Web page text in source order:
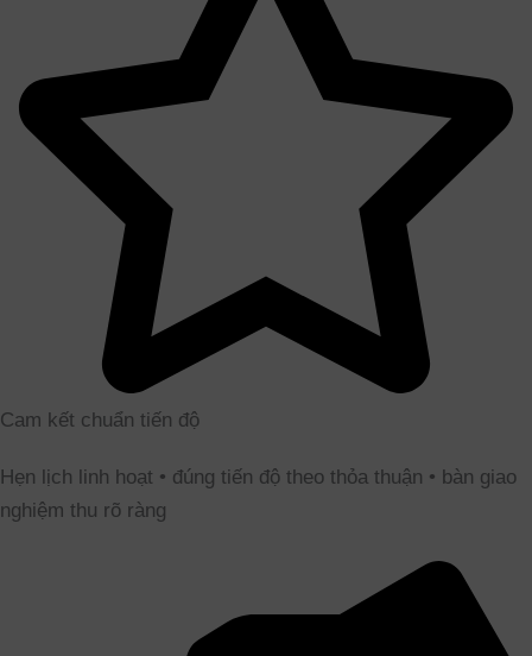
Cam kết chuẩn tiến độ
Hẹn lịch linh hoạt • đúng tiến độ theo thỏa thuận • bàn giao
nghiệm thu rõ ràng